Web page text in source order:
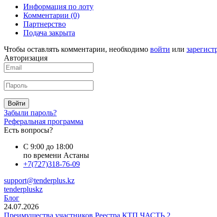
Информация по лоту
Комментарии (0)
Партнерство
Подача закрыта
Чтобы оставлять комментарии, необходимо войти или
Авторизация
Войти
Забыли пароль?
Реферальная программа
Есть вопросы?
С 9:00 до 18:00
по времени Астаны
+7(727)318-76-09
support@tenderplus.kz
tenderpluskz
Блог
24.07.2026